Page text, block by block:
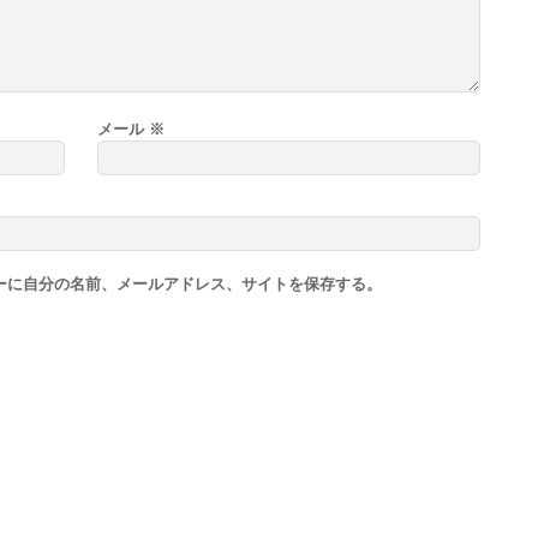
メール ※
自分の名前、メールアドレス、サイトを保存する。